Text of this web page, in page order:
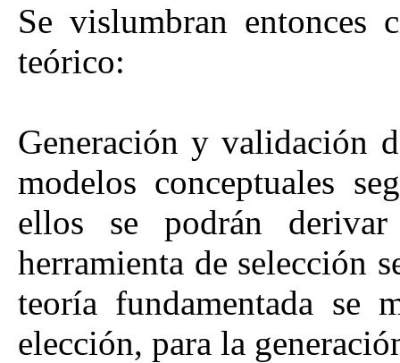
Se vislumbran entonces
teórico:
Generación y validación
modelos conceptuales
ellos se podrán
herramienta de selección
teoría fundamentada se
elección, para la